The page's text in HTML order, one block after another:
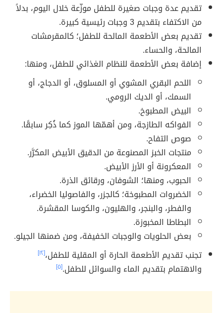
تقديم عدة وجبات صغيرة للطفل موزّعة خلال اليوم، بدلاً
من الاكتفاء بتقديم 3 وجبات رئيسية كبيرة.
تقديم بعض الأطعمة المالحة للطفل؛ كالمقرمشات
المالحة، والحساء.
إضافة بعض الأطعمة للنظام الغذائي للطفل، ومنها:
اللحم البقري المشوي أو المسلوق، أو الدجاج، أو
السمك، أو الديك الرومي.
البيض المطبوخ.
الفواكه الطازجة، ومن أهمّها الموز كما ذُكِر سابقًا.
صوص التفاح.
منتجات الخبز المصنوعة من الدقيق الأبيض المكرَّر.
المعكرونة أو الأرز الأبيض.
الحبوب، ومنها؛ الشوفان، ورقائق الذرة.
الخضروات المطبوخة؛ كالجزر، والفاصوليا الخضراء،
والفطر، والبنجر، والهليون، والكوسا المقشرة.
البطاطا المخبوزة.
بعض الحلويات والوجبات الخفيفة، ومن ضمنها الجيلو.
تجنب تقديم الأطعمة الحارة أو المقلية للطفل،[١٢]
والاهتمام بتقديم الماء والسوائل للطفل.[٥]